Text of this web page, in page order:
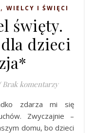
, WIELCY I ŚWIĘCI
święty.
dzieci
Brak komentarzy
Zwyczajnie –
domu, bo dzieci